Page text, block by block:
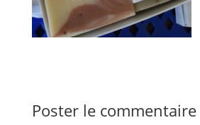
Poster le commentaire